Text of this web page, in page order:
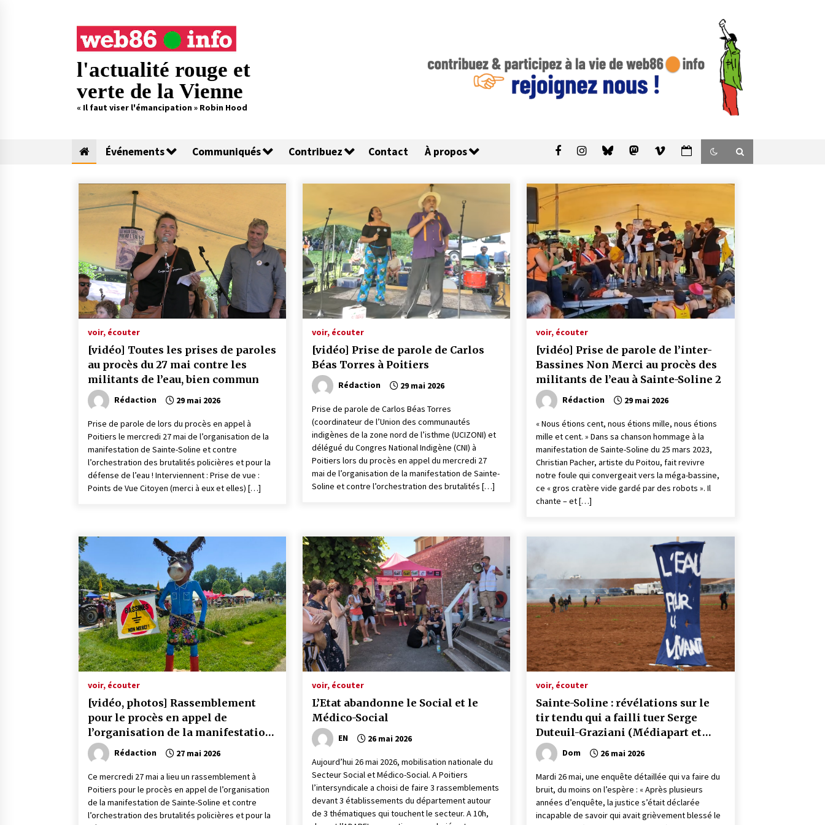
l'actualité rouge et
verte de la Vienne
« Il faut viser l'émancipation » Robin Hood
Événements Communiqués Contribuez Contact À propos
voir, écouter
[vidéo] Toutes les prises de paroles
au procès du 27 mai contre les
militants de l’eau, bien commun
Rédaction 29 mai 2026
Prise de parole de lors du procès en appel à
Poitiers le mercredi 27 mai de l’organisation de la
manifestation de Sainte-Soline et contre
l’orchestration des brutalités policières et pour la
défense de l’eau ! Interviennent : Prise de vue :
Points de Vue Citoyen (merci à eux et elles) […]
voir, écouter
[vidéo] Prise de parole de Carlos
Béas Torres à Poitiers
Rédaction 29 mai 2026
Prise de parole de Carlos Béas Torres
(coordinateur de l’Union des communautés
indigènes de la zone nord de l’isthme (UCIZONI) et
délégué du Congres National Indigène (CNI) à
Poitiers lors du procès en appel du mercredi 27
mai de l’organisation de la manifestation de Sainte-
Soline et contre l’orchestration des brutalités […]
voir, écouter
[vidéo] Prise de parole de l’inter-
Bassines Non Merci au procès des
militants de l’eau à Sainte-Soline 2
Rédaction 29 mai 2026
« Nous étions cent, nous étions mille, nous étions
mille et cent. » Dans sa chanson hommage à la
manifestation de Sainte-Soline du 25 mars 2023,
Christian Pacher, artiste du Poitou, fait revivre
notre foule qui convergeait vers la méga-bassine,
ce « gros cratère vide gardé par des robots ». Il
chante – et […]
voir, écouter
[vidéo, photos] Rassemblement
pour le procès en appel de
l’organisation de la manifestation
de Sainte-Soline – Contre
l’orchestration des brutalités
policières et pour la défense de
l’eau !
Rédaction 27 mai 2026
Ce mercredi 27 mai a lieu un rassemblement à
Poitiers pour le procès en appel de l’organisation
de la manifestation de Sainte-Soline et contre
l’orchestration des brutalités policières et pour la
voir, écouter
L’Etat abandonne le Social et le
Médico-Social
EN 26 mai 2026
Aujourd’hui 26 mai 2026, mobilisation nationale du
Secteur Social et Médico-Social. A Poitiers
l’intersyndicale a choisi de faire 3 rassemblements
devant 3 établissements du département autour
de 3 thématiques qui touchent le secteur. A 10h,
voir, écouter
Sainte-Soline : révélations sur le
tir tendu qui a failli tuer Serge
Duteuil-Graziani (Médiapart et
Libération du 26 mai)
Dom 26 mai 2026
Mardi 26 mai, une enquête détaillée qui va faire du
bruit, du moins on l’espère : « Après plusieurs
années d’enquête, la justice s’était déclarée
incapable de savoir qui avait grièvement blessé le